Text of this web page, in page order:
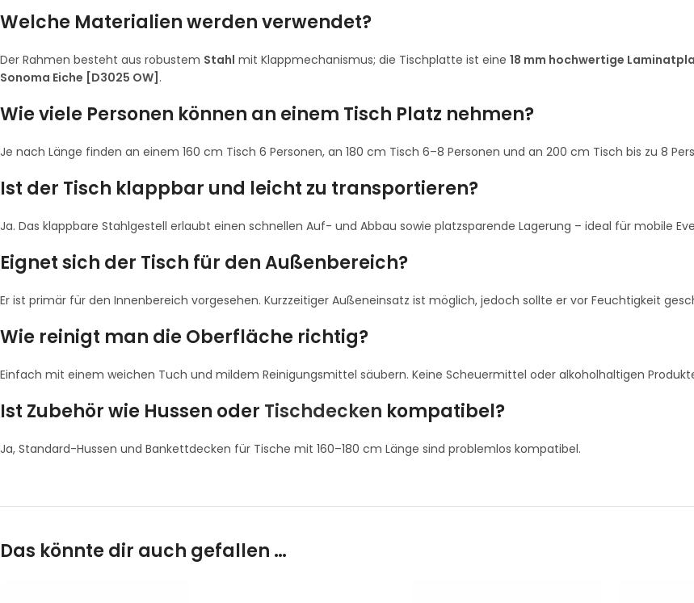
Welche Materialien werden verwendet?
Der Rahmen besteht aus robustem Stahl mit Klappmechanismus; die Tischplatte ist eine 18 mm hochwertige
Sonoma Eiche [D3025 OW] .
Wie viele Personen können an einem Tisch Platz nehmen?
Je nach Länge finden an einem 160 cm Tisch 6 Personen, an 180 cm Tisch 6–8 Personen und an 200 cm Tisch bis zu 8
Ist der Tisch klappbar und leicht zu transportieren?
Ja. Das klappbare Stahlgestell erlaubt einen schnellen Auf- und Abbau sowie platzsparende Lagerung – ideal für mobile
Eignet sich der Tisch für den Außenbereich?
Er ist primär für den Innenbereich vorgesehen. Kurzzeitiger Außeneinsatz ist möglich, jedoch sollte er vor Feuchtigkeit
Wie reinigt man die Oberfläche richtig?
Einfach mit einem weichen Tuch und mildem Reinigungsmittel säubern. Keine Scheuermittel oder alkoholhaltigen
Ist Zubehör wie Hussen oder Tischdecken kompatibel?
Ja, Standard-Hussen und Bankettdecken für Tische mit 160–180 cm Länge sind problemlos kompatibel.
Das könnte dir auch gefallen …